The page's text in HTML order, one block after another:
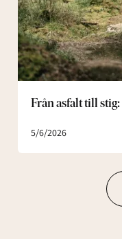
Från asfalt till
5/6/2026
till
MTB
på
Högbo